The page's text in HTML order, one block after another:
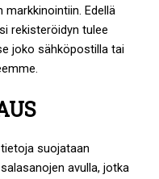
Edellä
rekisteröidyn tulee
joko sähköpostilla tai
suojataan
avulla, jotka